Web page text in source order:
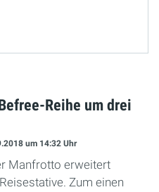
Reihe um drei
um 14:32 Uhr
Manfrotto erweitert
Zum einen